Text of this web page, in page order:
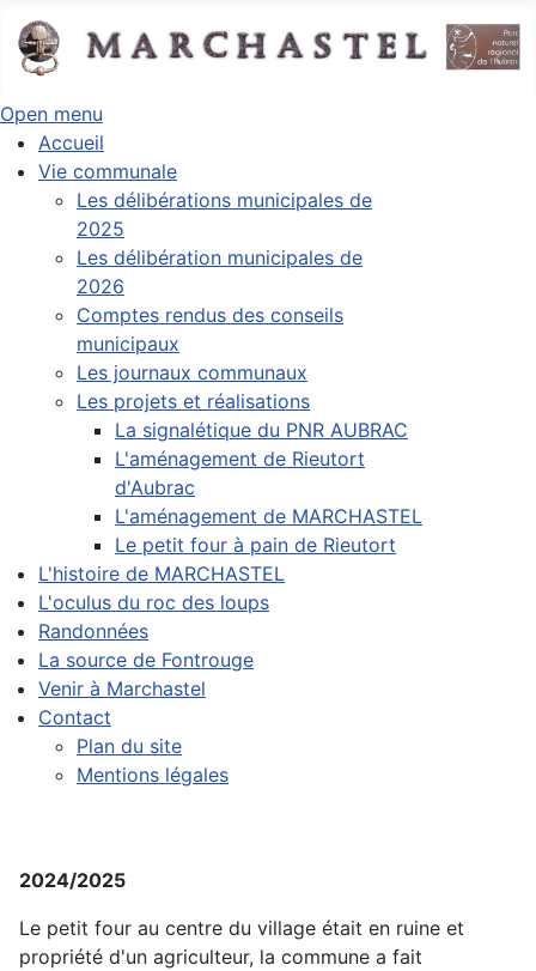
Open menu
Accueil
Vie communale
Les délibérations municipales de
2025
Les délibération municipales de
2026
Comptes rendus des conseils
municipaux
Les journaux communaux
Les projets et réalisations
La signalétique du PNR AUBRAC
L'aménagement de Rieutort
d'Aubrac
L'aménagement de MARCHASTEL
Le petit four à pain de Rieutort
L'histoire de MARCHASTEL
L'oculus du roc des loups
Randonnées
La source de Fontrouge
Venir à Marchastel
Contact
Plan du site
Mentions légales
2024/2025
Le petit four au centre du village était en ruine et
propriété d'un agriculteur, la commune a fait